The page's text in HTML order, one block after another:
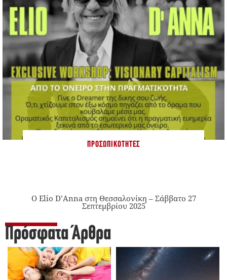
ΠΡΟΣΩΠΙΚΌΤΗΤΕΣ
Ο Elio D’Anna στη Θεσσαλονίκη – Σάββατο 27
Σεπτεμβρίου 2025
Πρόσφατα Άρθρα